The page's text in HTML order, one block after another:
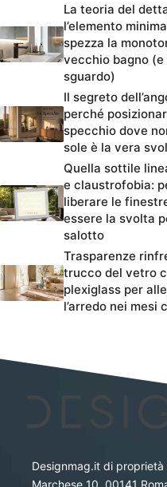
La teoria del
l’elemento
spezza la
vecchio bagno
sguardo)
Il segreto
perché
specchio dove
sole è la vera
Quella sottile
e claustrofobia:
liberare le
essere la svolta
salotto
Trasparenze
trucco del vetro
plexiglass per
l’arredo nei mesi
Designmag.it di proprietà
Marchese 10, 00141